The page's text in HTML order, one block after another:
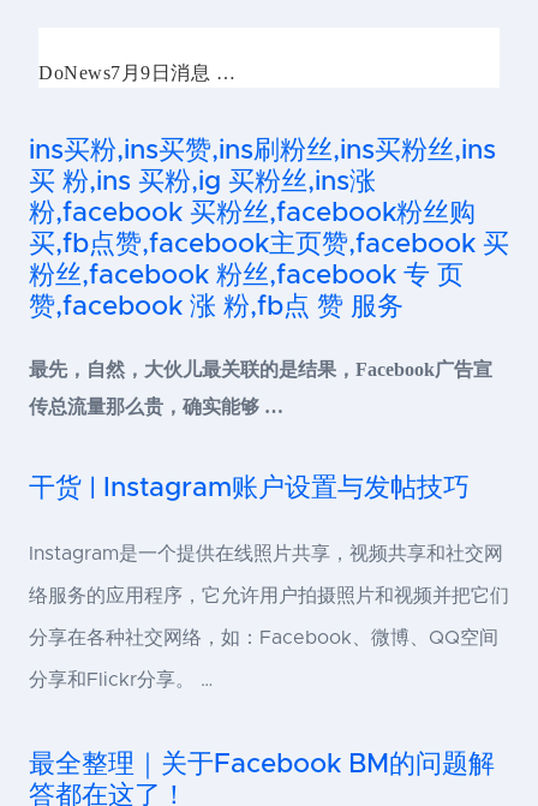
DoNews7月9日消息 …
ins买粉,ins买赞,ins刷粉丝,ins买粉丝,ins
买 粉,ins 买粉,ig 买粉丝,ins涨
粉,facebook 买粉丝,facebook粉丝购
买,fb点赞,facebook主页赞,facebook 买
粉丝,facebook 粉丝,facebook 专 页
赞,facebook 涨 粉,fb点 赞 服务
最先，自然，大伙儿最关联的是结果，Facebook广告宣
传总流量那么贵，确实能够 …
干货 | Instagram账户设置与发帖技巧
Instagram是一个提供在线照片共享，视频共享和社交网
络服务的应用程序，它允许用户拍摄照片和视频并把它们
分享在各种社交网络，如：Facebook、微博、QQ空间
分享和Flickr分享。 …
最全整理｜关于Facebook BM的问题解
答都在这了！